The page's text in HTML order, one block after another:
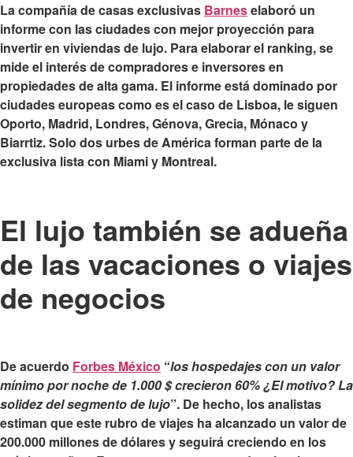
La compañía de casas exclusivas Barneselaboró un
informe con lasciudades con mejor proyección para
invertir en viviendas de lujo. Para elaborar el ranking, se
mide el interés de compradores e inversores en
propiedades de alta gama. El informe está dominado por
ciudades europeas como es el caso de Lisboa, le siguen
Oporto, Madrid, Londres, Génova, Grecia, Mónaco y
Biarrtiz. Solo dos urbes de América forman parte de la
exclusiva lista con Miami y Montreal.
El lujo también se adueña
de las vacaciones o viajes
de negocios
De acuerdo Forbes México “los hospedajes con un valor
mínimo por noche de 1.000 $ crecieron 60%¿El motivo? La
solidez del segmento de lujo”. De hecho, los analistas
estiman que este rubro de viajes ha alcanzado un valor de
200.000 millones de dólares y seguirá creciendo en los